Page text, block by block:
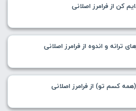
کن از فرامرز اصلانی
ترانه و اندوه از فرامرز اصلانی
کسم تو) از فرامرز اصلانی